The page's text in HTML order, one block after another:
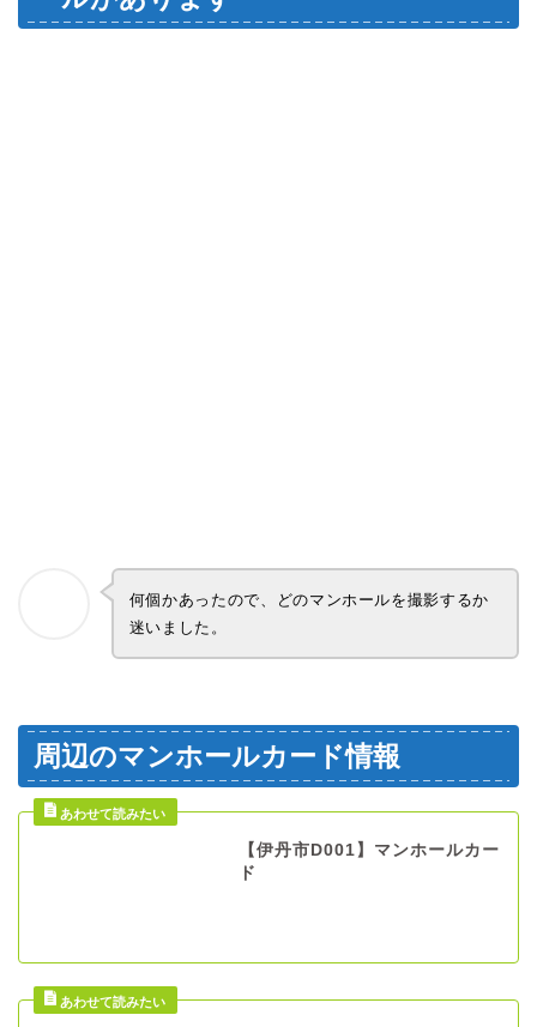
何個かあったので、どのマンホールを撮影するか
迷いました。
周辺のマンホールカード情報
【伊丹市D001】マンホールカー
ド